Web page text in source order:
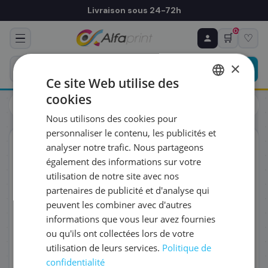
Livraison sous 24-72h
🛒
0
♡
Toners
Kyocera
ORIGINAL
♻ COMMANDE RÉCURRENTE
Prévoyez & économisez
Programmez votre prochain achat — notre équipe
vous prépare un devis personnalisé
RÉFÉRENCE DU PRODUIT
FRÉQUENCE
QUANTITÉ PAR LIVRAISON
DATE DE PREMIÈRE LIVRAISON SOUHAITÉE
×
Ce site Web utilise des
cookies
Nous utilisons des cookies pour
personnaliser le contenu, les publicités et
analyser notre trafic. Nous partageons
également des informations sur votre
utilisation de notre site avec nos
partenaires de publicité et d'analyse qui
peuvent les combiner avec d'autres
informations que vous leur avez fournies
ou qu'ils ont collectées lors de votre
utilisation de leurs services. Politique de
confidentialité